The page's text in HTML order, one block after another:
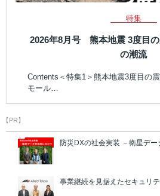
特集
2026年8月号 熊本地震 3度目
の潮流
Contents＜特集1＞熊本地震3度目の
モール…
【PR】
防災DXの社会実装 －衛星デー
事業継続を見据えたセキュリ